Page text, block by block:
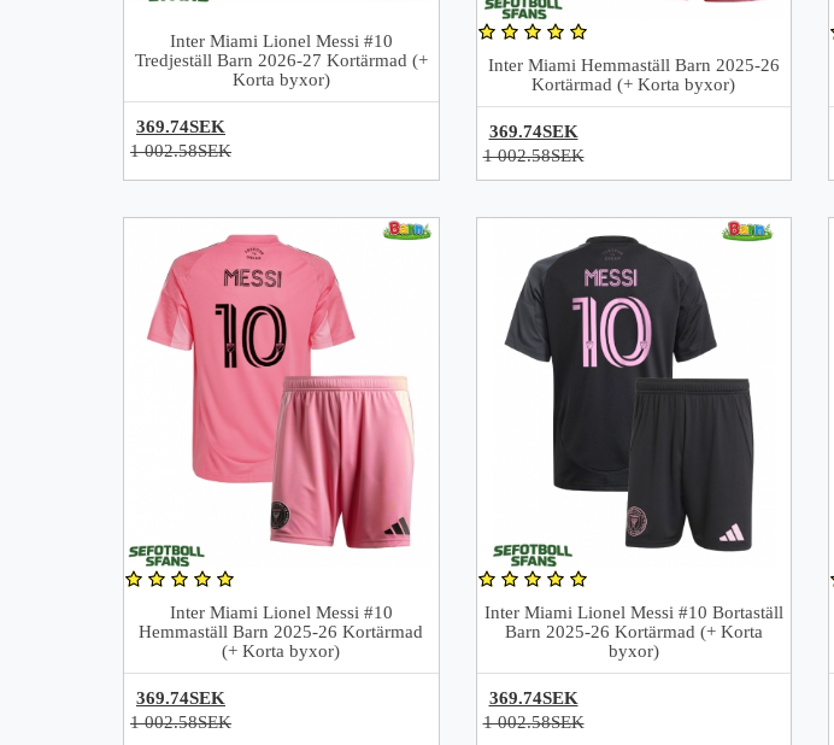
Inter Miami Lionel Messi #10
Tredjeställ Barn 2026-27 Kortärmad (+
Korta byxor)
369.74SEK
1 002.58SEK
Inter Miami Hemmaställ Barn 2025-26
Kortärmad (+ Korta byxor)
369.74SEK
1 002.58SEK
Inter Miami Lionel Messi #10
Hemmaställ Barn 2025-26 Kortärmad
(+ Korta byxor)
369.74SEK
1 002.58SEK
Inter Miami Lionel Messi #10 Bortaställ
Barn 2025-26 Kortärmad (+ Korta
byxor)
369.74SEK
1 002.58SEK